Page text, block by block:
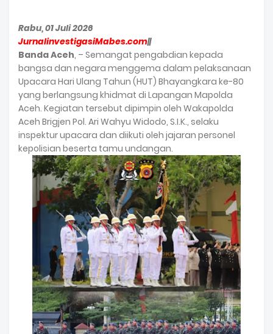
Rabu, 01 Juli 2026
JurnalinvestigasiMabes.com||
Banda Aceh, – Semangat pengabdian kepada
bangsa dan negara menggema dalam pelaksanaan
Upacara Hari Ulang Tahun (HUT) Bhayangkara ke-80
yang berlangsung khidmat di Lapangan Mapolda
Aceh. Kegiatan tersebut dipimpin oleh Wakapolda
Aceh Brigjen Pol. Ari Wahyu Widodo, S.I.K., selaku
inspektur upacara dan diikuti oleh jajaran personel
kepolisian beserta tamu undangan.